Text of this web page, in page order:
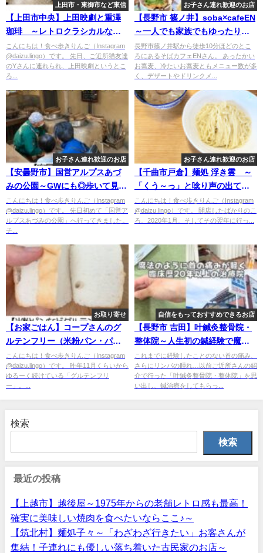
上田市・東御市など東信
【上田市中央】上田映劇と重澤
珈琲 ～レトロクラシカルな映
画館とお話の中に出てくるよう
な素敵でちょっと不思議な喫茶
店～
こんにちは！食べ歩きりんご（Instagram
@daizu.lingo）です。 先日、ご近所猫友達
のYさんに連れられ、上田映劇というとこ
ろ...
お子さん連れ歓迎のお店
【長野市 篠ノ井】soba×cafeEN
～一人でも家族でもゆったりで
きるお蕎麦と天ぷらのおいしい
カフェ～
長野市篠ノ井駅から徒歩10分ほどのとこ
ろにあるそばカフェENさん。 あったかい
お蕎麦、冷たいお蕎麦ともメニュー数が多
く、デザートやドリンクメ...
お子さん連れ歓迎のお店
【安曇野市】国営アルプスあづ
みの公園～GWにも◎歩いて見て
回るだけでもいいけれどオスス
メ”かまどごはん”体験～
こんにちは！食べ歩きりんご（Instagram
@daizu.lingo）です。 先日初めて「国営ア
ルプスあづみの公園」へ行ってきました。
チ...
お子さん連れ歓迎のお店
【千曲市戸倉】麺処 浮き雲 ～
「くう～っ」と唸り声の出てし
まう旨みのつまったスープ！行
列のできる人気ラーメン店～
こんにちは！食べ歩きりんご（Instagram
@daizu.lingo）です。 開店したばかりのこ
ろ、2020年1月、そしてその翌年に行っ...
お取り寄せ
【お家ごはん】コープさんのグ
ルテンフリー（米粉パン・パス
タなど麺類）
こんにちは！食べ歩きりんご（Instagram
@daizu.lingo）です。 昨年11月くらいから
ゆるーく続けている「グルテンフリ
ー」。...
自信をもっておすすめできるお店
【長野市 吉田】叶鍼灸整骨院・
整体院～人生初の鍼経験で魔法
みたいに首の痛みが軽減！～
これまでに経験したことのない首の痛み、
さらにリンパの腫れ…以前ご近所さんの紹
介で行った「叶鍼灸整骨院・整体院」を思
い出し、鍼治療をしてもらっ...
検索
検索
最近の投稿
【上越市】越後屋～1975年からの老舗レトロ感も最高！
確実に美味しい焼肉を食べたいならここ♪～
【筑北村】麺処子々～「わざわざ行きたい」お客さんが
集結！子連れにも優しい落ち着いた古民家のお店～